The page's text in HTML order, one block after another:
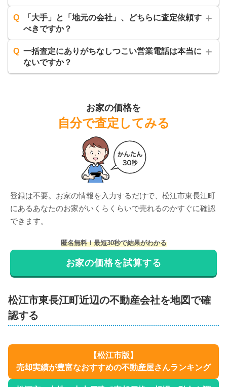
Q
「大手」と「地元の会社」、どちらに査定依頼す
べきですか？
Q 一括査定にありがちなしつこい営業電話は本当に
ないですか？
お家の価格を
自分で査定してみる
登録は不要。お家の情報を入力するだけで、 松江市東長江町
にあるあなたのお家がいくらくらいで売れるのかすぐに確認
できます。
匿名無料！最短30秒で結果がわかる
お家の価格を試算する
松江市東長江町近辺の不動産会社を地図で確
認する
【松江市版】
売却実績が豊富なおすすめの不動産屋さんランキング